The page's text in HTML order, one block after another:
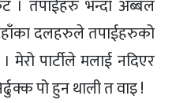
। तपाईहरु भन्दा अब्बल
दलहरुले तपाईहरुको
पार्टीले मलाई नदिएर
पो हुन थाली त वाइ !